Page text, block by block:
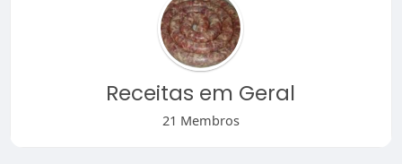
Receitas em Geral
21 Membros